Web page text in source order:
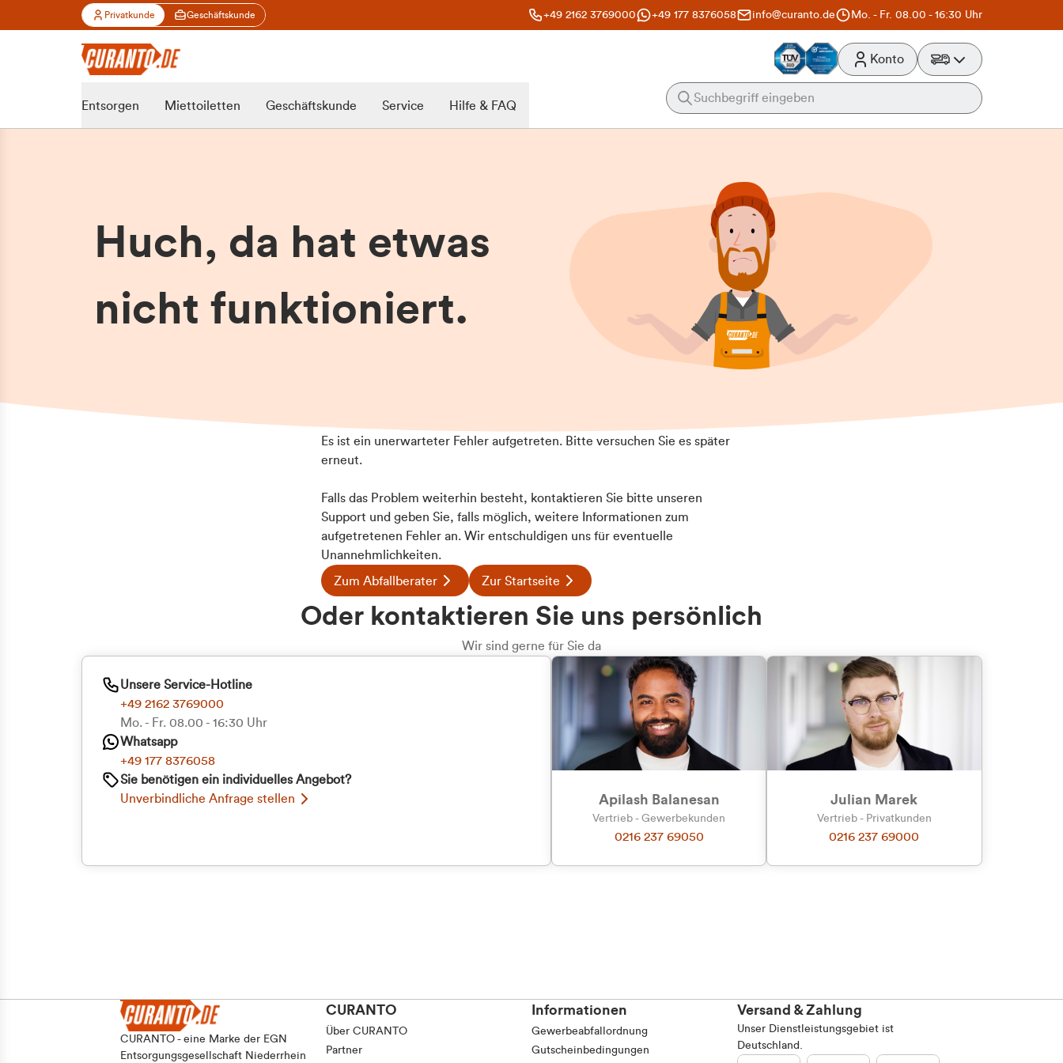
Privatkunde Geschäftskunde +49 2162 3769000 +49 177 8376058 info@curanto.de Mo. - Fr. 08.00 - 16:30 Uhr
Zu welcher
Kundengruppe
Konto
Entsorgen Miettoiletten Geschäftskunde Service Hilfe & FAQ
Huch, da hat etwas
nicht funktioniert.
Es ist ein unerwarteter Fehler aufgetreten. Bitte versuchen Sie es später
erneut.
Falls das Problem weiterhin besteht, kontaktieren Sie bitte unseren
Support und geben Sie, falls möglich, weitere Informationen zum
aufgetretenen Fehler an. Wir entschuldigen uns für eventuelle
Unannehmlichkeiten.
Zum Abfallberater Zur Startseite
Oder kontaktieren Sie uns persönlich
Wir sind gerne für Sie da
Unsere Service-Hotline
+49 2162 3769000
Mo. - Fr. 08.00 - 16:30 Uhr
Whatsapp
+49 177 8376058
Sie benötigen ein individuelles Angebot?
Unverbindliche Anfrage stellen
Apilash Balanesan
Vertrieb - Gewerbekunden
0216 237 69050
Julian Marek
Vertrieb - Privatkunden
0216 237 69000
CURANTO - eine Marke der EGN
Entsorgungsgesellschaft Niederrhein
CURANTO
Über CURANTO
Partner
Informationen
Gewerbeabfallordnung
Gutscheinbedingungen
Versand & Zahlung
Unser Dienstleistungsgebiet ist
Deutschland.